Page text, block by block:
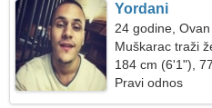
Yordani
24 godine, Ovan
Muškarac traži
184 cm (6'1"),
Pravi odnos